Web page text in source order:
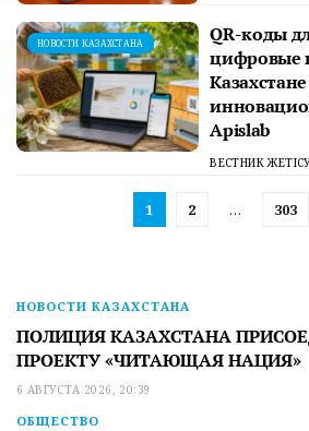
НОВОСТИ КАЗАХСТАНА
QR-коды
цифровые
Apislab
ВЕСТНИК
1 2 … 303
НОВОСТИ КАЗАХСТАНА
ПОЛИЦИЯ КАЗАХСТАНА
ПРОЕКТУ «ЧИТАЮЩАЯ НАЦИЯ»
6 АВГУСТА 2026, 20:39
ОБЩЕСТВО